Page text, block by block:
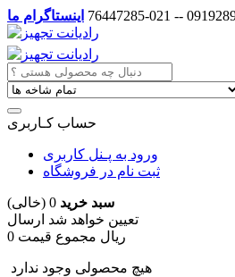
09192898705 -- اینستاگرام ما
حساب کـاربری
ورود به پـنل کاربری
ثبت نام در فروشگاه
سبد خرید 0 (خالی)
تعیین خواهد شد ارسال
0 ریال مجموع قیمت
هیچ محصولی وجود ندارد